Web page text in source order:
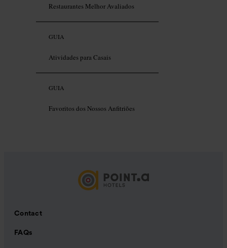
Restaurantes Melhor Avaliados
GUIA
Atividades para Casais
GUIA
Favoritos dos Nossos Anfitriões
Contact
FAQs